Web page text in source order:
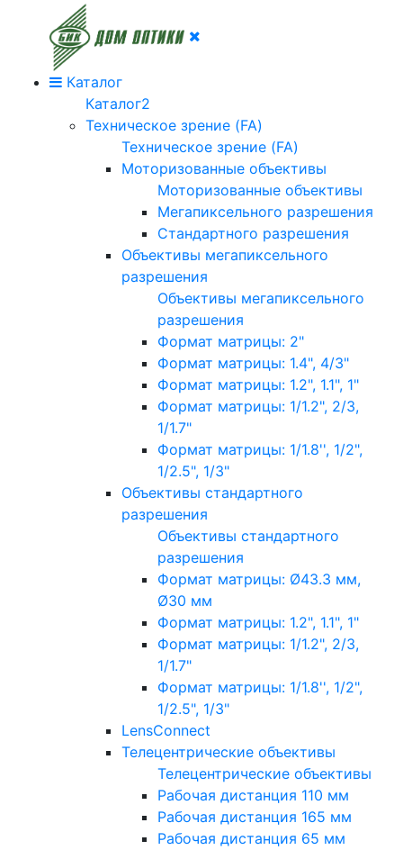
Каталог
Каталог2
Техническое зрение (FA)
Техническое зрение (FA)
Моторизованные объективы
Моторизованные объективы
Мегапиксельного разрешения
Стандартного разрешения
Объективы мегапиксельного
разрешения
Объективы мегапиксельного
разрешения
Формат матрицы: 2"
Формат матрицы: 1.4", 4/3"
Формат матрицы: 1.2", 1.1", 1"
Формат матрицы: 1/1.2", 2/3,
1/1.7"
Формат матрицы: 1/1.8'', 1/2",
1/2.5", 1/3"
Объективы стандартного
разрешения
Объективы стандартного
разрешения
Формат матрицы: Ø43.3 мм,
Ø30 мм
Формат матрицы: 1.2", 1.1", 1"
Формат матрицы: 1/1.2", 2/3,
1/1.7"
Формат матрицы: 1/1.8'', 1/2",
1/2.5", 1/3"
LensConnect
Телецентрические объективы
Телецентрические объективы
Рабочая дистанция 110 мм
Рабочая дистанция 165 мм
Рабочая дистанция 65 мм